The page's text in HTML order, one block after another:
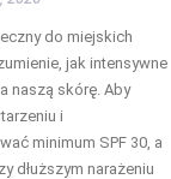
do miejskich
jak intensywne
naszą skórę. Aby
i
minimum SPF 30, a
dłuższym narażeniu